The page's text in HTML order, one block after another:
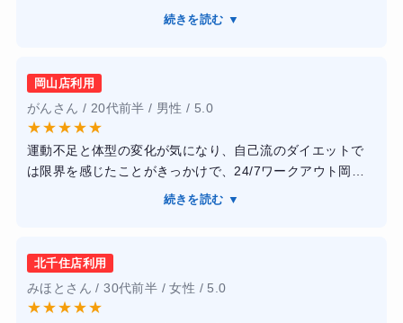
の指導も、愛のある厳しさでした。また、丁寧に教えて下
ったりフォームが綺麗だと褒めてもくださりモチベーショ
ンを上げながらトレーニングできました。
【結果】
結果、半年くらい通いましたが10キロ落としました！
また食事を意識したり水をたくさん飲むなど、生活習慣も
続きを読む ▼
岡山店利用
がんさん / 20代前半 / 男性 / 5.0
★★★★★
運動不足と体型の変化が気になり、自己流のダイエットで
は限界を感じたことがきっかけで、24/7ワークアウト岡山
店に通い始めました。短期間でしっかり結果を出し、健康
を気にせず集中でき、トレーナーの方がフォームや呼吸ま
で丁寧に指導してくれるため、運動が苦手な私でも安心し
て取り組めました。また、食事指導も無理な制限ではな
く、日常生活に取り入れやすい内容だった点がとても良か
続きを読む ▼
北千住店利用
みほとさん / 30代前半 / 女性 / 5.0
★★★★★